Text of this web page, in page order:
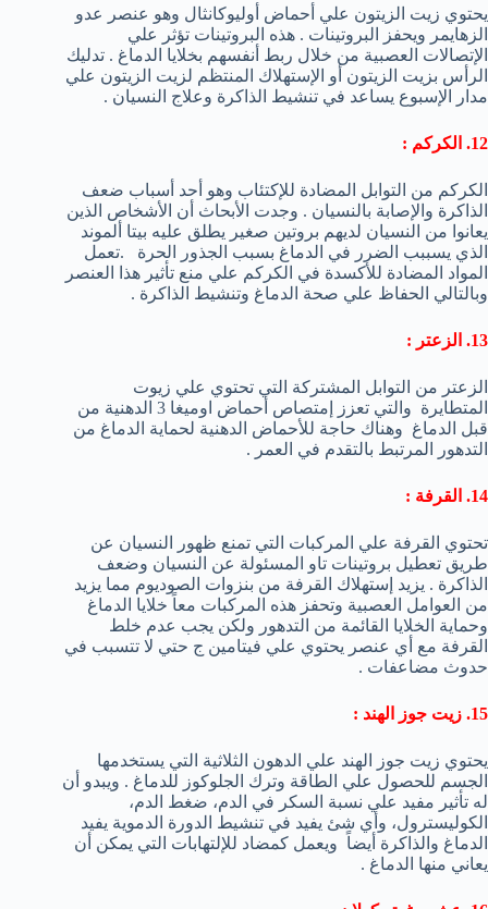
يحتوي زيت الزيتون علي أحماض أوليوكانثال وهو عنصر عدو
الزهايمر ويحفز البروتينات . هذه البروتينات تؤثر علي
الإتصالات العصبية من خلال ربط أنفسهم بخلايا الدماغ . تدليك
الرأس بزيت الزيتون أو الإستهلاك المنتظم لزيت الزيتون علي
مدار الإسبوع يساعد في تنشيط الذاكرة وعلاج النسيان .
12. الكركم :
الكركم من التوابل المضادة للإكتئاب وهو أحد أسباب ضعف
الذاكرة والإصابة بالنسيان . وجدت الأبحاث أن الأشخاص الذين
يعانوا من النسيان لديهم بروتين صغير يطلق عليه بيتا ألموند
الذي يسببب الضرر في الدماغ بسبب الجذور الحرة .تعمل
المواد المضادة للأكسدة في الكركم علي منع تأثير هذا العنصر
وبالتالي الحفاظ علي صحة الدماغ وتنشيط الذاكرة .
13. الزعتر :
الزعتر من التوابل المشتركة التي تحتوي علي زيوت
المتطايرة والتي تعزز إمتصاص أحماض اوميغا 3 الدهنية من
قبل الدماغ وهناك حاجة للأحماض الدهنية لحماية الدماغ من
التدهور المرتبط بالتقدم في العمر .
14. القرفة :
تحتوي القرفة علي المركبات التي تمنع ظهور النسيان عن
طريق تعطيل بروتينات تاو المسئولة عن النسيان وضعف
الذاكرة . يزيد إستهلاك القرفة من بنزوات الصوديوم مما يزيد
من العوامل العصبية وتحفز هذه المركبات معاً خلايا الدماغ
وحماية الخلايا القائمة من التدهور ولكن يجب عدم خلط
القرفة مع أي عنصر يحتوي علي فيتامين ج حتي لا تتسبب في
حدوث مضاعفات .
15. زيت جوز الهند :
يحتوي زيت جوز الهند علي الدهون الثلاثية التي يستخدمها
الجسم للحصول علي الطاقة وترك الجلوكوز للدماغ . ويبدو أن
له تأثير مفيد علي نسبة السكر في الدم، ضغط الدم،
الكوليسترول، وأي شئ يفيد في تنشيط الدورة الدموية يفيد
الدماغ والذاكرة أيضاً ويعمل كمضاد للإلتهابات التي يمكن أن
يعاني منها الدماغ .